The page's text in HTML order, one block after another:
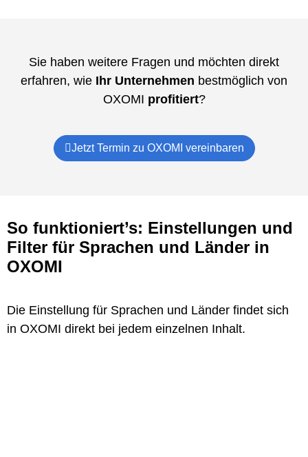
Sie haben weitere Fragen und möchten direkt
erfahren, wie Ihr Unternehmen bestmöglich von
OXOMI profitiert?
Jetzt Termin zu OXOMI vereinbaren
So funktioniert’s: Einstellungen und
Filter für Sprachen und Länder in
OXOMI
Die Einstellung für Sprachen und Länder findet sich
in OXOMI direkt bei jedem einzelnen Inhalt.